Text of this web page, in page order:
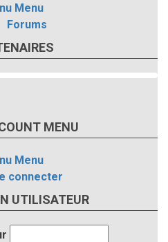
Menu
Forums
MENU
Menu
connecter
UTILISATEUR